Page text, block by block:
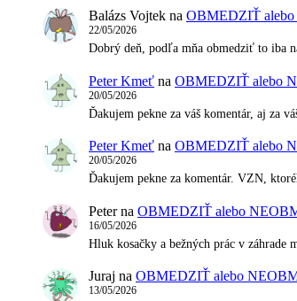
Balázs Vojtek na OBMEDZIŤ alebo
22/05/2026
Dobrý deň, podľa mňa obmedziť to iba
Peter Kmeť na OBMEDZIŤ alebo
20/05/2026
Ďakujem pekne za váš komentár, aj za
Peter Kmeť na OBMEDZIŤ alebo
20/05/2026
Ďakujem pekne za komentár. VZN,
Peterna OBMEDZIŤ alebo
16/05/2026
Hluk kosačky a bežných prác v záhrade
Juraj na OBMEDZIŤ alebo
13/05/2026